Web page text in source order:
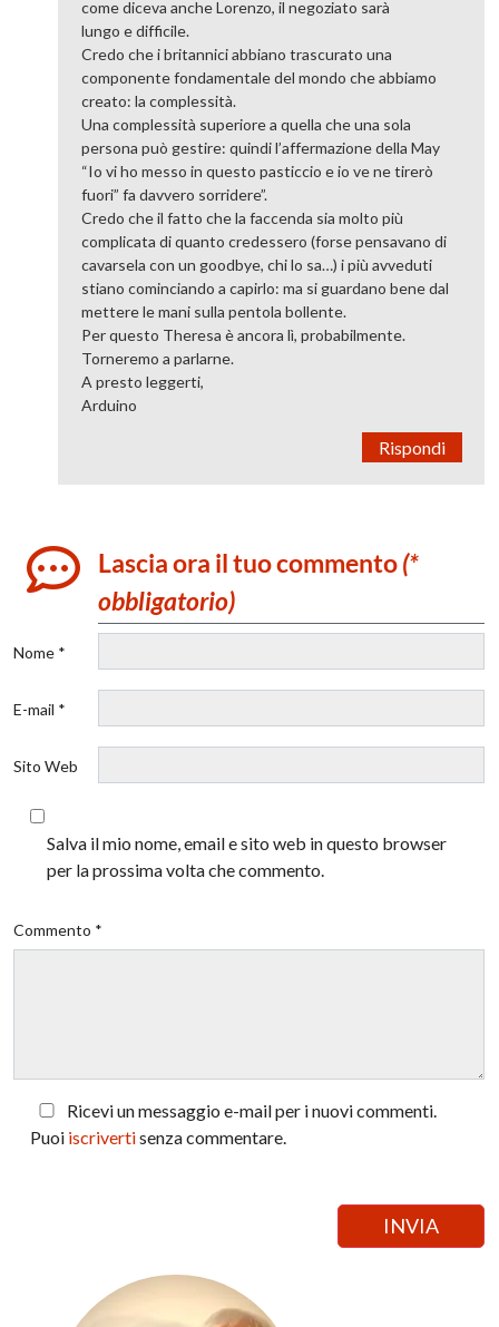
come diceva anche Lorenzo, il negoziato sarà
lungo e difficile.
Credo che i britannici abbiano trascurato una
componente fondamentale del mondo che abbiamo
creato: la complessità.
Una complessità superiore a quella che una sola
persona può gestire: quindi l’affermazione della May
“Io vi ho messo in questo pasticcio e io ve ne tirerò
fuori” fa davvero sorridere”.
Credo che il fatto che la faccenda sia molto più
complicata di quanto credessero (forse pensavano di
cavarsela con un goodbye, chi lo sa…) i più avveduti
stiano cominciando a capirlo: ma si guardano bene dal
mettere le mani sulla pentola bollente.
Per questo Theresa è ancora lì, probabilmente.
Torneremo a parlarne.
A presto leggerti,
Arduino
Rispondi
Lascia ora il tuo commento(*
obbligatorio)
Nome *
E-mail *
Sito Web
Salva il mio nome, email e sito web in questo browser
per la prossima volta che commento.
Commento *
Ricevi un messaggio e-mail per i nuovi commenti.
Puoi iscrivertisenza commentare.